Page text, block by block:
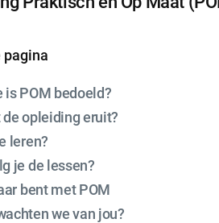
pagina
is POM bedoeld?
de opleiding eruit?
leren?
je de lessen?
bent met POM
we van jou?